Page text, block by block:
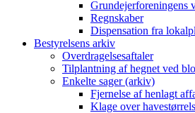
Grundejerforeningens
Regnskaber
Dispensation fra
Bestyrelsens arkiv
Overdragelsesaftaler
Tilplantning af hegnet ved
Enkelte sager (arkiv)
Fjernelse af henlagt
Klage over